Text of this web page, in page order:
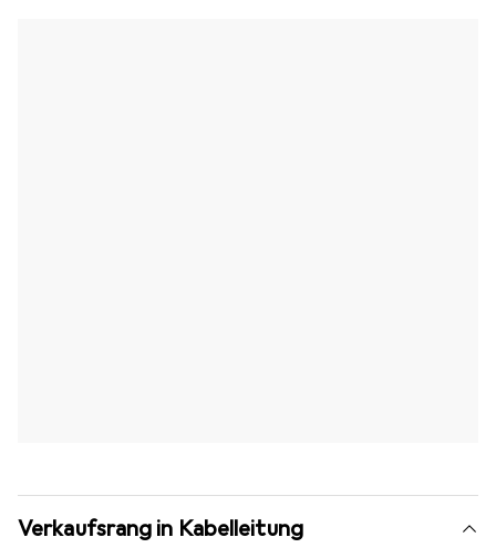
Verkaufsrang in Kabelleitung